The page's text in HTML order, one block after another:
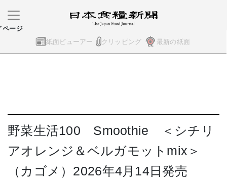
紙面ビューアー クリッピング 最新の紙面
ページ
野菜生活100 Smoothie ＜シチリ
アオレンジ＆ベルガモットmix＞
（カゴメ）2026年4月14日発売